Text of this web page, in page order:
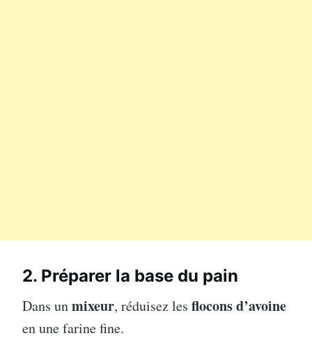
2. Préparer la base du pain
Dans unmixeur, réduisez les flocons d’avoine
en une farine fine.